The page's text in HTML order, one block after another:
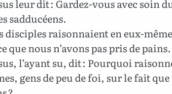
leur dit : Gardez-vous avec soin
sadducéens.
disciples raisonnaient en eux-
que nous n’avons pas pris de pains.
l’ayant su, dit : Pourquoi
gens de peu de foi, sur le fait que